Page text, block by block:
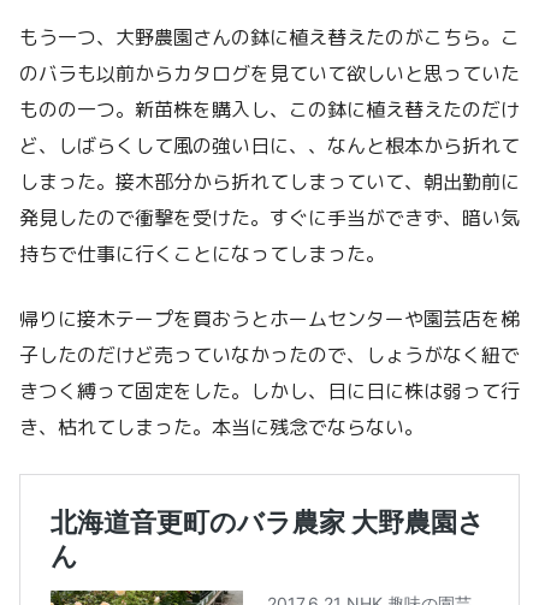
もう一つ、大野農園さんの鉢に植え替えたのがこちら。こ
のバラも以前からカタログを見ていて欲しいと思っていた
ものの一つ。新苗株を購入し、この鉢に植え替えたのだけ
ど、しばらくして風の強い日に、、なんと根本から折れて
しまった。接木部分から折れてしまっていて、朝出勤前に
発見したので衝撃を受けた。すぐに手当ができず、暗い気
持ちで仕事に行くことになってしまった。
帰りに接木テープを買おうとホームセンターや園芸店を梯
子したのだけど売っていなかったので、しょうがなく紐で
きつく縛って固定をした。しかし、日に日に株は弱って行
き、枯れてしまった。本当に残念でならない。